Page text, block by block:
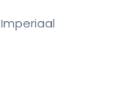
Imperiaal